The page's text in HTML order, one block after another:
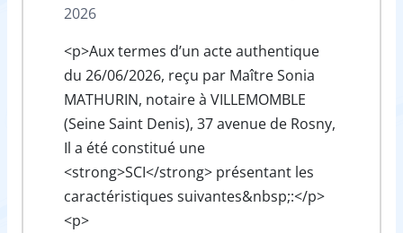
2026
<p>Aux termes d’un acte authentique
du 26/06/2026, reçu par Maître Sonia
MATHURIN, notaire à VILLEMOMBLE
(Seine Saint Denis), 37 avenue de Rosny,
Il a été constitué une
<strong>SCI</strong> présentant les
caractéristiques suivantes&nbsp;:</p>
<p>